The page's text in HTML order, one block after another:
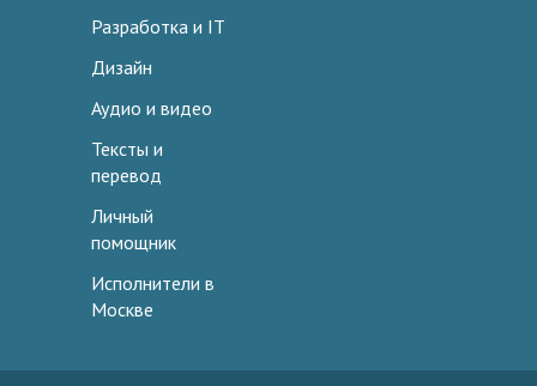
Разработка и IT
Дизайн
Аудио и видео
Тексты и
перевод
Личный
помощник
Исполнители в
Москве